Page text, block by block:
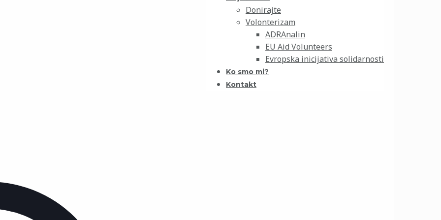
Donirajte
Volonterizam
ADRAnalin
EU Aid Volunteers
Evropska inicijativa solidarnosti
Ko smo mi?
Kontakt